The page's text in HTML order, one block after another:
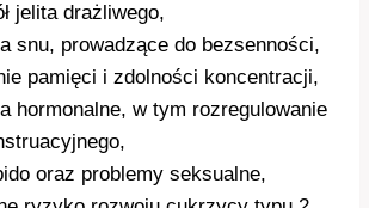
jelita drażliwego,
snu, prowadzące do bezsenności,
pamięci i zdolności koncentracji,
hormonalne, w tym rozregulowanie
oraz problemy seksualne,